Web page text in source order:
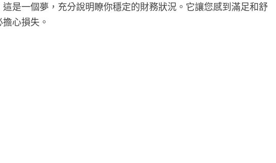
是一個夢，充分說明瞭你穩定的財務狀況。它讓您感到滿足和舒
心損失。